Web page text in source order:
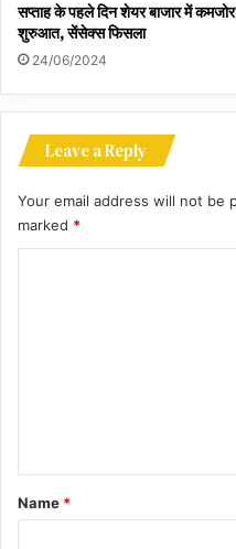
सप्ताह के पहले दिन शेयर बाजार में कमजोर
शुरुआत, सेंसेक्स फिसला
24/06/2024
Leave a Reply
Your email address will not be
marked *
*
Name *